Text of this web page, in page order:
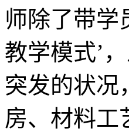
师除了带学
教学模式’
突发的状况
房、材料工